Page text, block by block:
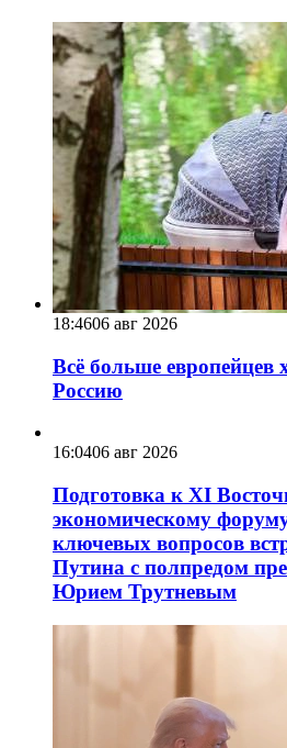
18:4606 авг 2026
Всё больше европейцев
Россию
16:0406 авг 2026
Подготовка к XI
экономическому
ключевых вопросов
Путина с полпредом
Юрием Трутневым